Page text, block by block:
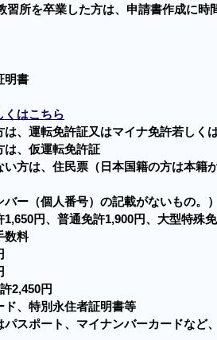
所を卒業した方は、申請書作成に時
明書
くはこちら
は、運転免許証又はマイナ免許若しく
は、仮運転免許証
い方は、住民票（日本国籍の方は本籍
ー（個人番号）の記載がないもの。）
円、普通免許1,900円、大型特殊
数料
2,450円
ド、特別永住者証明書等
パスポート、マイナンバーカードなど